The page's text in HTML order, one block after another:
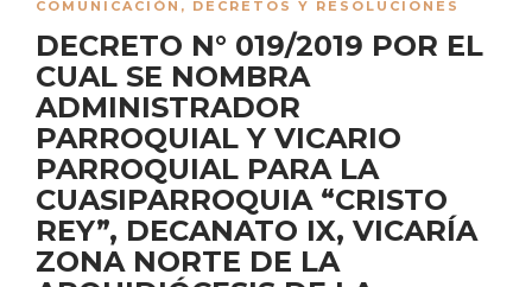
COMUNICACIÓN , DECRETOS Y RESOLUCIONES
DECRETO N° 019/2019 POR EL
CUAL SE NOMBRA
ADMINISTRADOR
PARROQUIAL Y VICARIO
PARROQUIAL PARA LA
CUASIPARROQUIA “CRISTO
REY”, DECANATO IX, VICARÍA
ZONA NORTE DE LA